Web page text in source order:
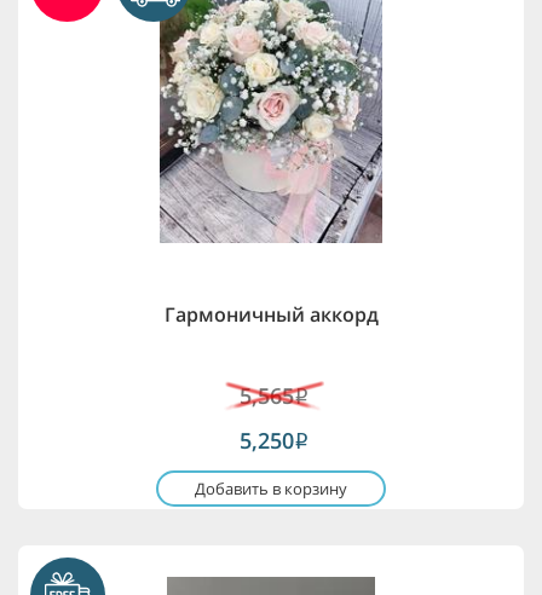
Гармоничный аккорд
5,565i
5,250i
Добавить в корзину